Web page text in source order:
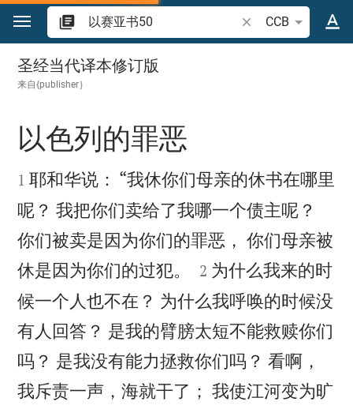
跳转到内容
搜索圣经经文或单词
CCB
以赛亚书 50
圣经当代译本修订版
来自{publisher｝

以色列的罪恶

1 耶和华说： “我休你们母亲的休书在哪里
呢？ 我把你们卖给了我哪一个债主呢？
你们被卖是因为你们的罪恶， 你们母亲被
休是因为你们的过犯。


2 为什么我来的时
候一个人也不在？ 为什么我呼唤的时候没
有人回答？ 是我的臂膀太短不能救赎你们
吗？ 是我没有能力拯救你们吗？ 看啊，
我斥责一声，海就干了； 我使江河变为旷